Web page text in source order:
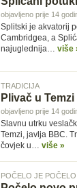
objavljeno prije 14
Splitski je akvatorij
Cambridgea, a
najuglednija… više
TRADICIJA
Plivač u
objavljeno prije 14
Slavnu utrku
Temzi, javlja BBC.
čovjek u… više »
POČELO JE